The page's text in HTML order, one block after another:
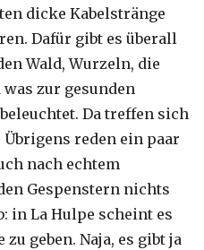
dicke Kabelstränge
Dafür gibt es überall
Wald, Wurzeln, die
zur gesunden
Da treffen sich
reden ein paar
nach echtem
Gespenstern nichts
in La Hulpe scheint es
geben. Naja, es gibt ja